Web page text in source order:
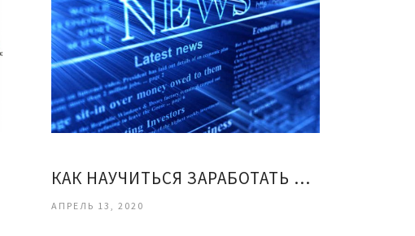
КАК НАУЧИТЬСЯ ЗАРАБОТАТЬ НА БИРЖЕ
АПРЕЛЬ 13, 2020